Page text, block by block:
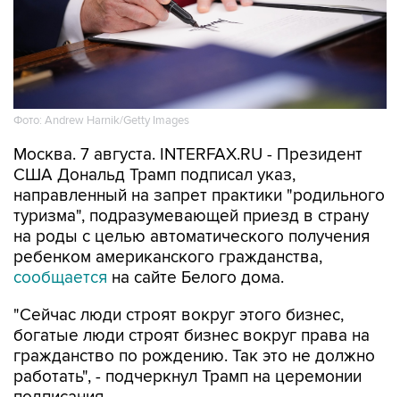
Фото: Andrew Harnik/Getty Images
Москва. 7 августа. INTERFAX.RU - Президент
США Дональд Трамп подписал указ,
направленный на запрет практики "родильного
туризма", подразумевающей приезд в страну
на роды с целью автоматического получения
ребенком американского гражданства,
сообщается на сайте Белого дома.
"Сейчас люди строят вокруг этого бизнес,
богатые люди строят бизнес вокруг права на
гражданство по рождению. Так это не должно
работать", - подчеркнул Трамп на церемонии